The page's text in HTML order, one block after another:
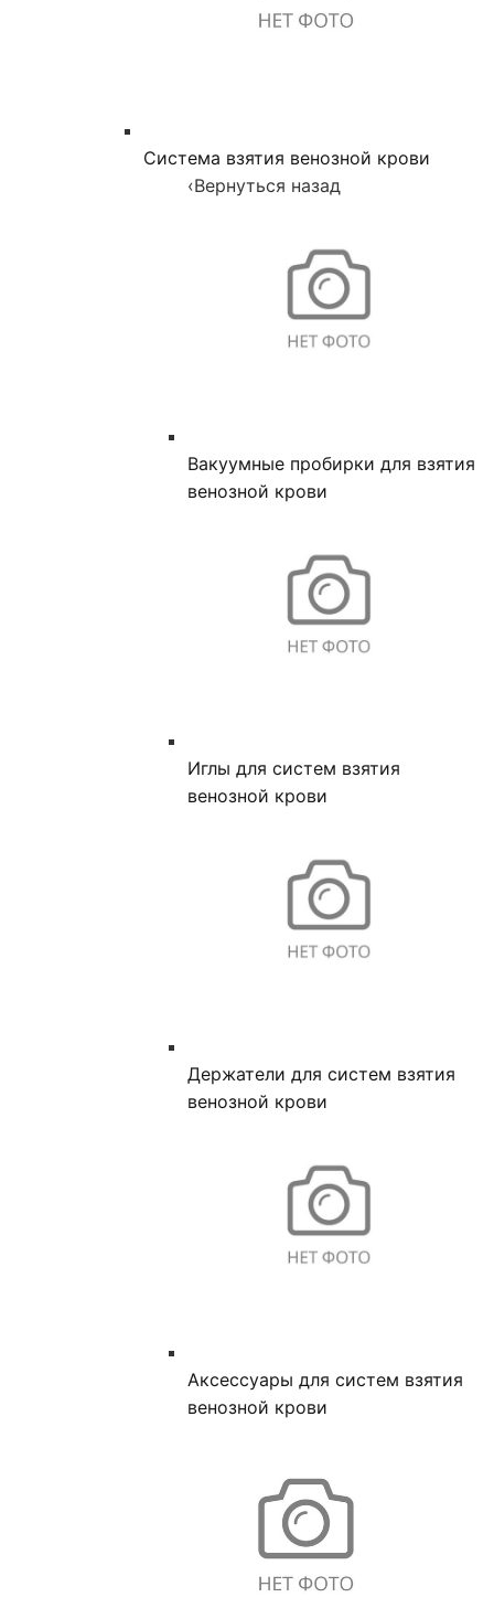
Система взятия венозной крови
‹Вернуться назад
Вакуумные пробирки для взятия
венозной крови
Иглы для систем взятия
венозной крови
Держатели для систем взятия
венозной крови
Аксессуары для систем взятия
венозной крови